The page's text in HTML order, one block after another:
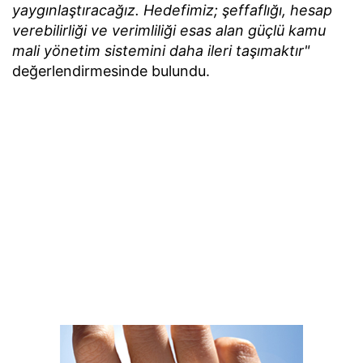
yaygınlaştıracağız. Hedefimiz; şeffaflığı, hesap
verebilirliği ve verimliliği esas alan güçlü kamu
mali yönetim sistemini daha ileri taşımaktır"
değerlendirmesinde bulundu.